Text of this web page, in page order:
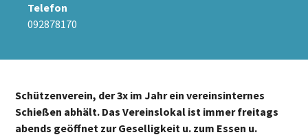
Telefon
092878170
Schützenverein, der 3x im Jahr ein vereinsinternes
Schießen abhält. Das Vereinslokal ist immer freitags
abends geöffnet zur Geselligkeit u. zum Essen u.